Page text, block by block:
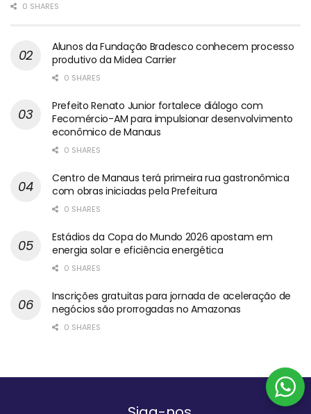
0 SHARES
Alunos da Fundação Bradesco conhecem processo
produtivo da Midea Carrier
0 SHARES
Prefeito Renato Junior fortalece diálogo com
Fecomércio-AM para impulsionar desenvolvimento
econômico de Manaus
0 SHARES
Centro de Manaus terá primeira rua gastronômica
com obras iniciadas pela Prefeitura
0 SHARES
Estádios da Copa do Mundo 2026 apostam em
energia solar e eficiência energética
0 SHARES
Inscrições gratuitas para jornada de aceleração de
negócios são prorrogadas no Amazonas
0 SHARES